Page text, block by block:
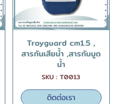
Troyguard cm1.5 ,
สารกันเสียน้ำ ,สารกันบูด
น้ำ
SKU : T0013
ติดต่อเรา